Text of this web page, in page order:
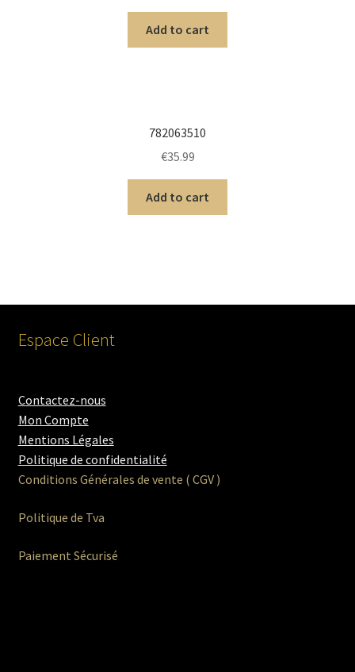
Add to cart
782063510
€35.99
Add to cart
Espace Client
Contactez-nous
Mon Compte
Mentions Légales
Politique de confidentialité
Conditions Générales de vente ( CGV )
Politique de Tva
Paiement Sécurisé